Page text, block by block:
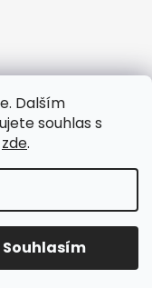
Dalším
souhlas s
zde.
Souhlasím
práva vyhrazena.